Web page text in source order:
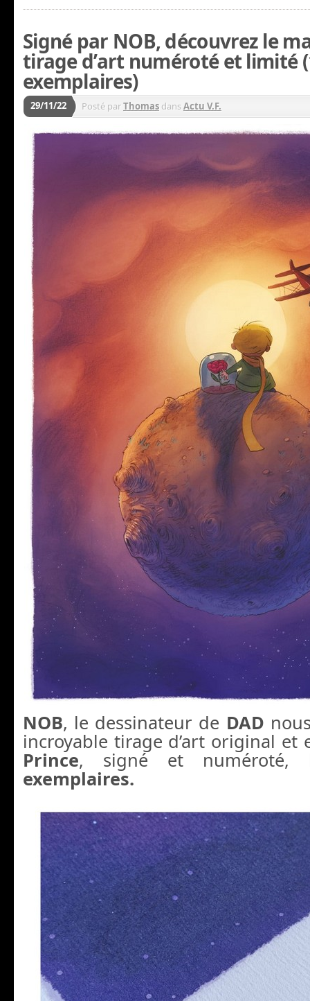
Signé par NOB, découvrez le
tirage d’art numéroté et limité
exemplaires)
29/11/22 Posté parThomas dansActu V.F.
NOB, le dessinateur de DAD
incroyable tirage d’art original et
Prince, signé et numéroté,
exemplaires.